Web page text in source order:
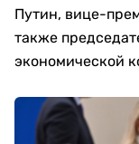
Путин, вице-
также
экономической